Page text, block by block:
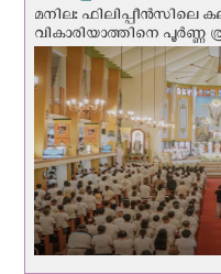
മനില: ഫിലിപ്പീൻസിലെ
വികാരിയാത്തിനെ